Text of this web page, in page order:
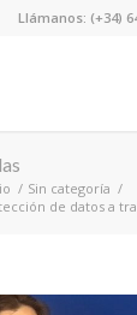
Llámanos: (+34)
/ Sin categoría /
de datos a